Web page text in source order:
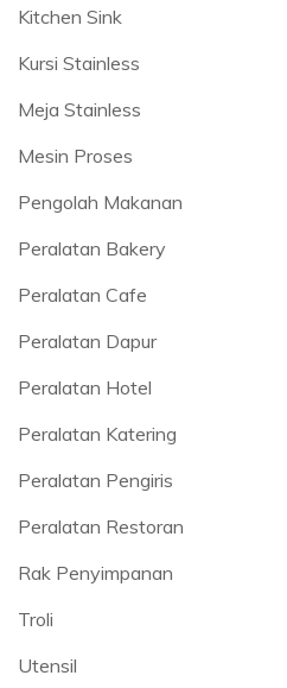
Kitchen Sink
Kursi Stainless
Meja Stainless
Mesin Proses
Pengolah Makanan
Peralatan Bakery
Peralatan Cafe
Peralatan Dapur
Peralatan Hotel
Peralatan Katering
Peralatan Pengiris
Peralatan Restoran
Rak Penyimpanan
Troli
Utensil